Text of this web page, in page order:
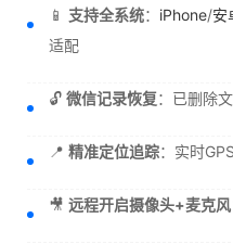
📱 支持全系统： iPhone/安
适配
🔓 微信记录恢复：已删除
📍 精准定位追踪：实时
🎥 远程开启摄像头+麦克风